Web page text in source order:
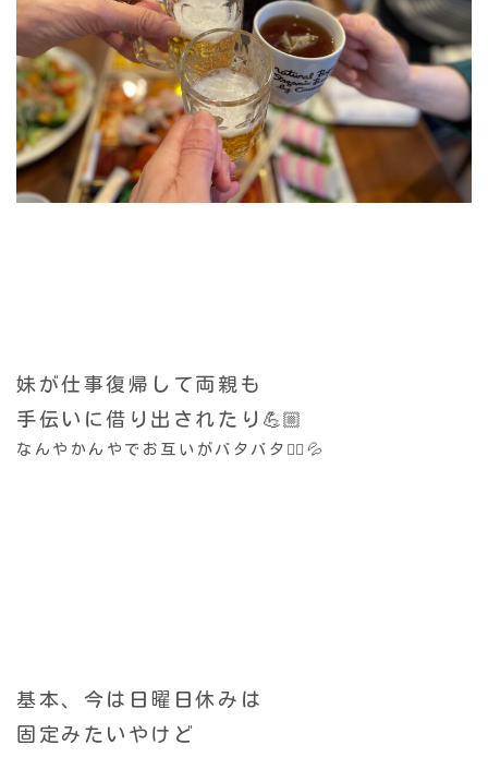
妹が仕事復帰して両親も
手伝いに借り出されたり💪🏼
なんやかんやでお互いがバタバタ🏃‍♂️💦
基本、今は日曜日休みは
固定みたいやけど